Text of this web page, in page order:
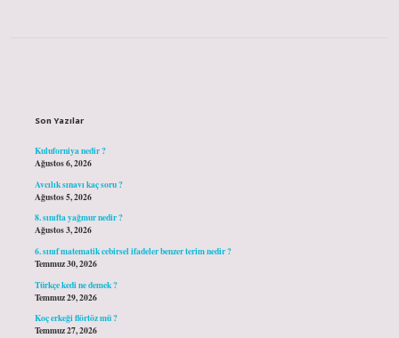
Son Yazılar
Kuluforniya nedir ?
Ağustos 6, 2026
Avcılık sınavı kaç soru ?
Ağustos 5, 2026
8. sınıfta yağmur nedir ?
Ağustos 3, 2026
6. sınıf matematik cebirsel ifadeler benzer terim nedir ?
Temmuz 30, 2026
Türkçe kedi ne demek ?
Temmuz 29, 2026
Koç erkeği flörtöz mü ?
Temmuz 27, 2026